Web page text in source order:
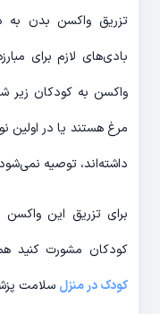
تزریق واکسن بدن به
بادی‌های لازم برای
واکسن به کودکان زیر
مرغ هستند یا در اولین
داشته‌اند، توصیه
برای تزریق این
کودکان مشورت کنید
کودک در منزل سلامت